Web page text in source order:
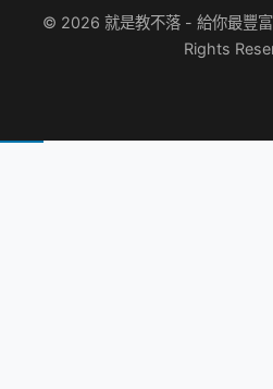
© 2026 就是教不落 - 給你最豐
Rights